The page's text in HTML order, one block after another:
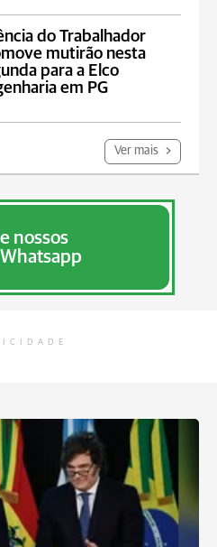
do Trabalhador
mutirão nesta
para a Elco
em PG
Ver mais
nossos